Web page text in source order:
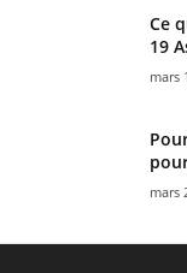
Ce
19
mars
mars